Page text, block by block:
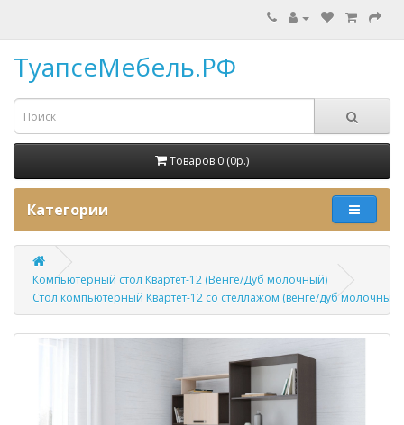
ТуапсеМебель.РФ
Товаров 0 (0p.)
Категории
Компьютерный стол Квартет-12 (Венге/Дуб молочный)
Стол компьютерный Квартет-12 со стеллажом (венге/дуб молочный)